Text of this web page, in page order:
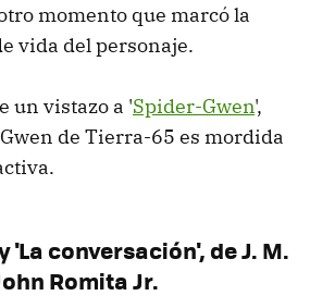
momento que marcó la
vida del personaje.
un vistazo a 'Spider-Gwen',
de Tierra-65 es mordida
'La conversación', de J. M.
Romita Jr.